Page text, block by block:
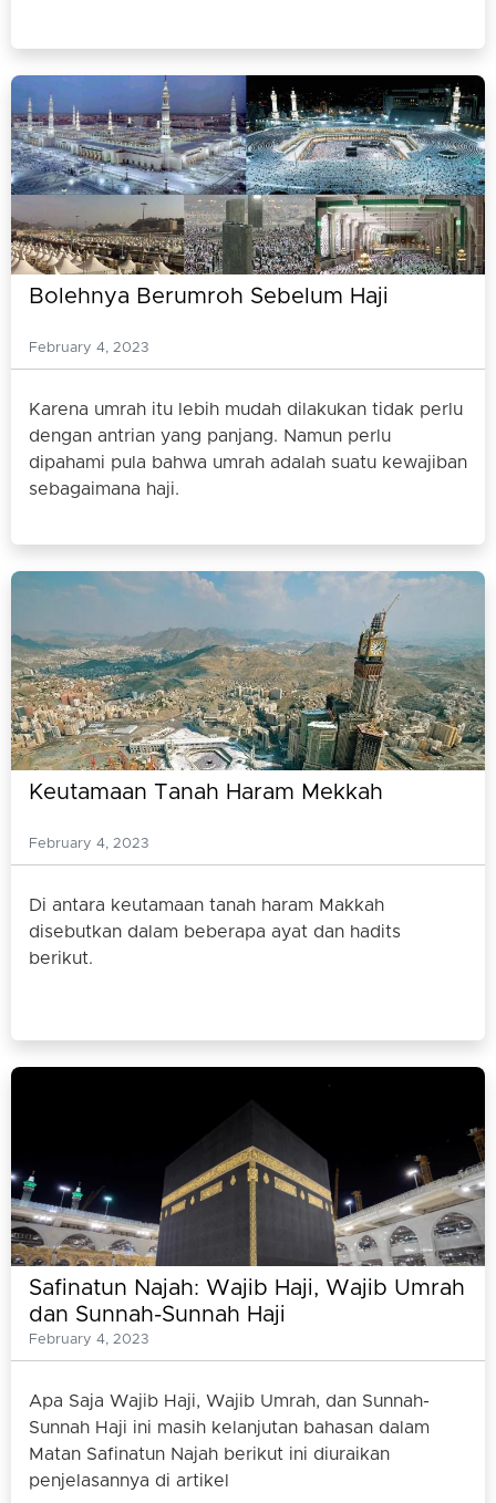
Bolehnya Berumroh Sebelum Haji
February 4, 2023
Karena umrah itu lebih mudah dilakukan tidak perlu
dengan antrian yang panjang. Namun perlu
dipahami pula bahwa umrah adalah suatu kewajiban
sebagaimana haji.
Keutamaan Tanah Haram Mekkah
February 4, 2023
Di antara keutamaan tanah haram Makkah
disebutkan dalam beberapa ayat dan hadits
berikut.
Safinatun Najah: Wajib Haji, Wajib Umrah
dan Sunnah-Sunnah Haji
February 4, 2023
Apa Saja Wajib Haji, Wajib Umrah, dan Sunnah-
Sunnah Haji ini masih kelanjutan bahasan dalam
Matan Safinatun Najah berikut ini diuraikan
penjelasannya di artikel